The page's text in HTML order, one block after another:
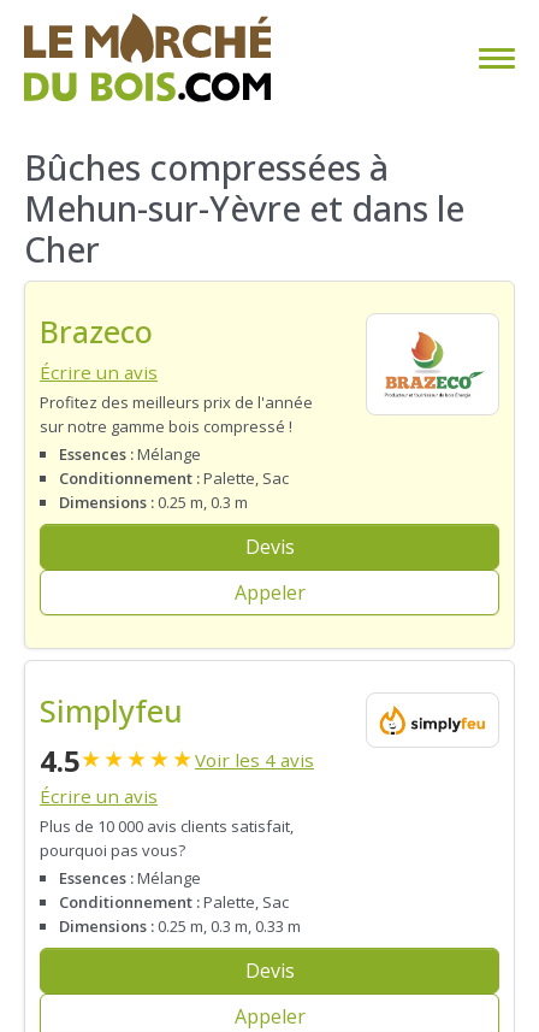
CHAUFFAGE AU BOIS
FAQ
CALCULER SA CONSOMMATION
TROUVER SON FOURNISSEUR
BLOG
ESPACE PRO
Bûches compressées à
Mehun-sur-Yèvre et dans le
Cher
Brazeco
Écrire un avis
Profitez des meilleurs prix de l'année
sur notre gamme bois compressé !
Essences :Mélange
Conditionnement :Palette, Sac
Dimensions : 0.25 m, 0.3 m
Devis
Appeler
Simplyfeu
4.5★★★★★Voir les 4 avis
Écrire un avis
Plus de 10 000 avis clients satisfait,
pourquoi pas vous?
Essences :Mélange
Conditionnement :Palette, Sac
Dimensions : 0.25 m, 0.3 m, 0.33 m
Devis
Appeler